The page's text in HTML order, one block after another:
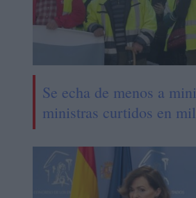
Se echa de menos a
ministras curtidos en